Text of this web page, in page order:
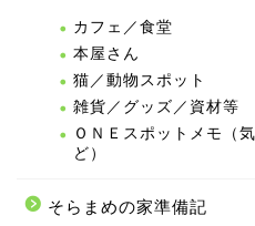
カフェ／食堂
本屋さん
猫／動物スポット
雑貨／グッズ／資材等
ＯＮＥスポットメモ（
ど）
そらまめの家準備記